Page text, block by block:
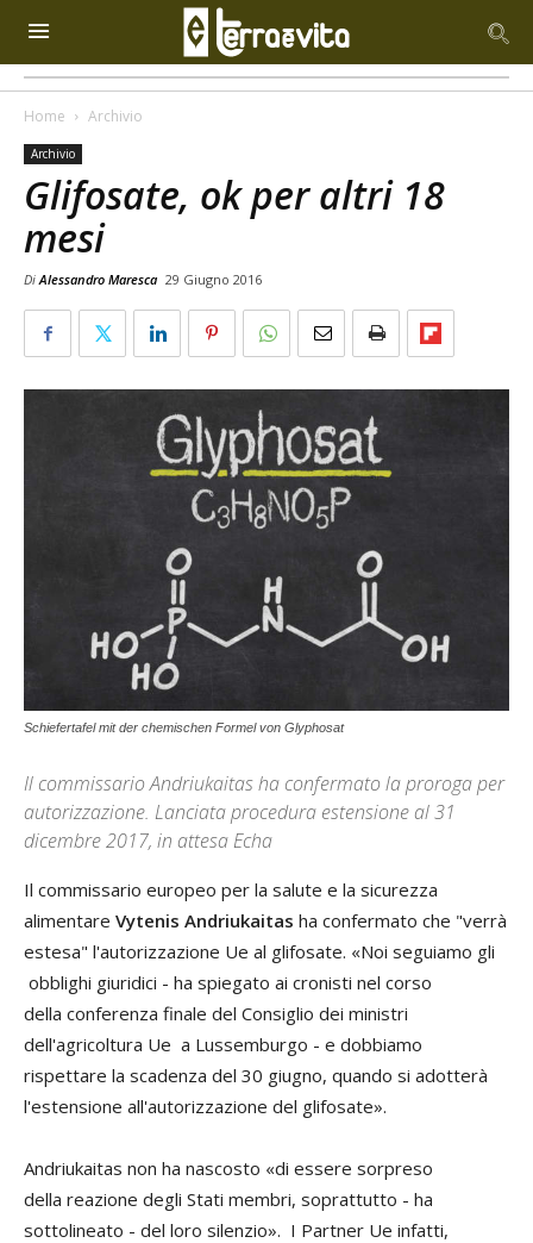
Home Archivio
Archivio
Glifosate, ok per altri 18
mesi
DiAlessandro Maresca 29 Giugno 2016
Schiefertafel mit der chemischen Formel von Glyphosat
Il commissario Andriukaitas ha confermato la proroga per
autorizzazione. Lanciata procedura estensione al 31
dicembre 2017, in attesa Echa
Il commissario europeo per la salute e la sicurezza
alimentare Vytenis Andriukaitas ha confermato che "verrà
estesa" l'autorizzazione Ue al glifosate. «Noi seguiamo gli
obblighi giuridici - ha spiegato ai cronisti nel corso
della conferenza finale del Consiglio dei ministri
dell'agricoltura Ue a Lussemburgo - e dobbiamo
rispettare la scadenza del 30 giugno, quando si adotterà
l'estensione all'autorizzazione del glifosate».
Andriukaitas non ha nascosto «di essere sorpreso
della reazione degli Stati membri, soprattutto - ha
sottolineato - del loro silenzio». I Partner Ue infatti,